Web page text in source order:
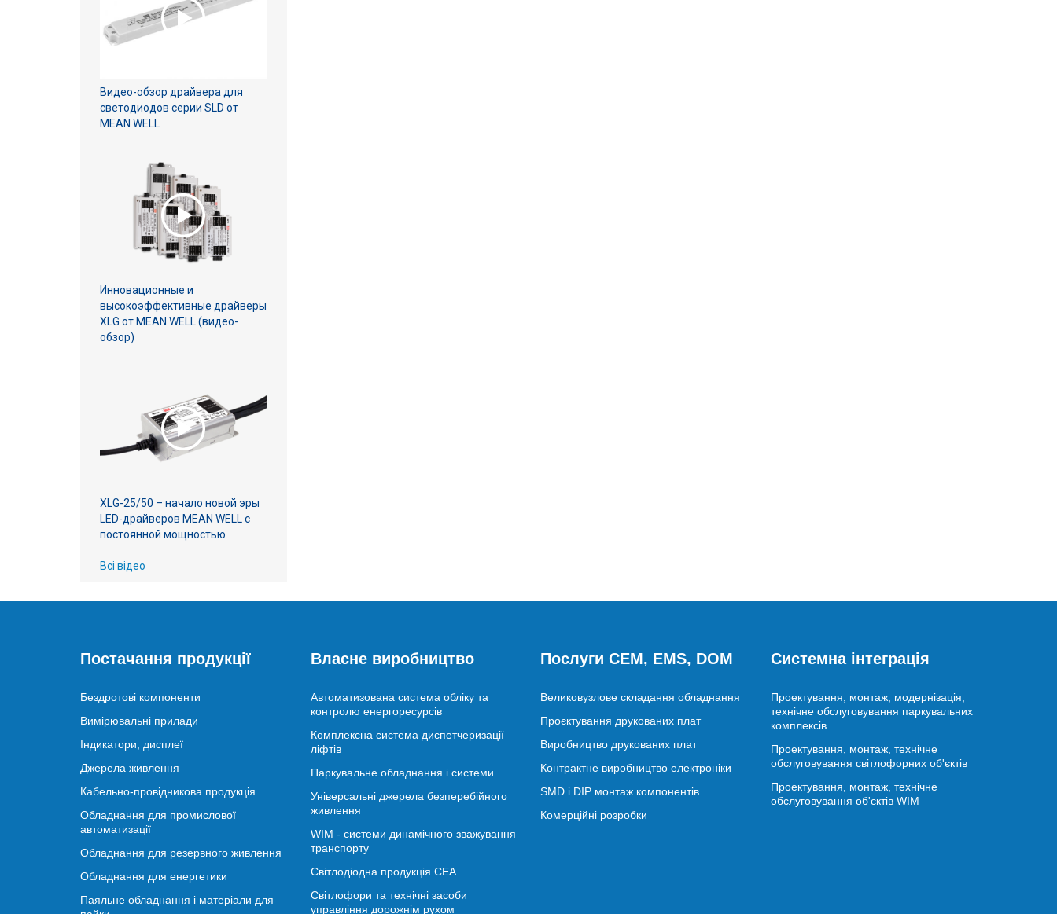
Видео-обзор драйвера для
светодиодов серии SLD от
MEAN WELL
Инновационные и
высокоэффективные драйверы
XLG от MEAN WELL (видео-
обзор)
XLG-25/50 – начало новой эры
LED-драйверов MEAN WELL с
постоянной мощностью
Всі відео
Постачання продукції
Бездротові компоненти
Вимірювальні прилади
Індикатори, дисплеї
Джерела живлення
Кабельно-провідникова продукція
Обладнання для промислової
автоматизації
Обладнання для резервного живлення
Обладнання для енергетики
Паяльне обладнання і матеріали для
Власне виробництво
Автоматизована система обліку та
контролю енергоресурсів
Комплексна система диспетчеризації
ліфтів
Паркувальне обладнання і системи
Універсальні джерела безперебійного
живлення
WIM - системи динамічного зважування
транспорту
Світлодіодна продукція СЕА
Світлофори та технічні засоби
управління дорожнім рухом
Послуги CEM, EMS, DOM
Великовузлове складання обладнання
Проєктування друкованих плат
Виробництво друкованих плат
Контрактне виробництво електроніки
SMD і DIP монтаж компонентів
Комерційні розробки
Системна інтеграція
Проектування, монтаж, модернізація,
технічне обслуговування паркувальних
комплексів
Проектування, монтаж, технічне
обслуговування світлофорних об'єктів
Проектування, монтаж, технічне
обслуговування об'єктів WIM